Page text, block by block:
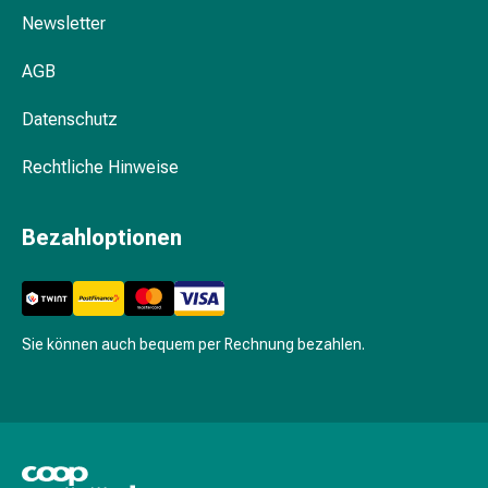
Für
Haare
Kuren
&
Kämme
Tönungen
Newsletter
AGB
Datenschutz
Rechtliche Hinweise
Bezahloptionen
Sie können auch bequem per Rechnung bezahlen.